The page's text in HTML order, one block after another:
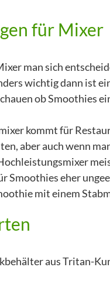
für Mixer
man sich
wichtig dann ist
ob Smoothies
kommt für
aber auch wenn
Smoothies eher
mit einem
aus Tritan-